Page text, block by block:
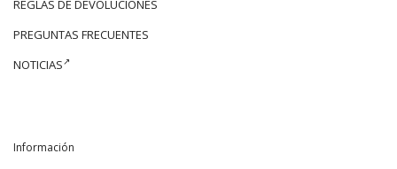
REGLAS DE DEVOLUCIONES
PREGUNTAS FRECUENTES
NOTICIAS
Información